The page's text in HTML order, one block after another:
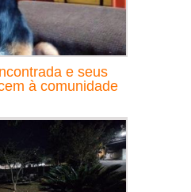
e seus
à comunidade